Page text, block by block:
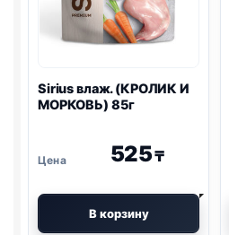
Sirius влаж. (КРОЛИК И
МОРКОВЬ) 85г
525₸
В корзину